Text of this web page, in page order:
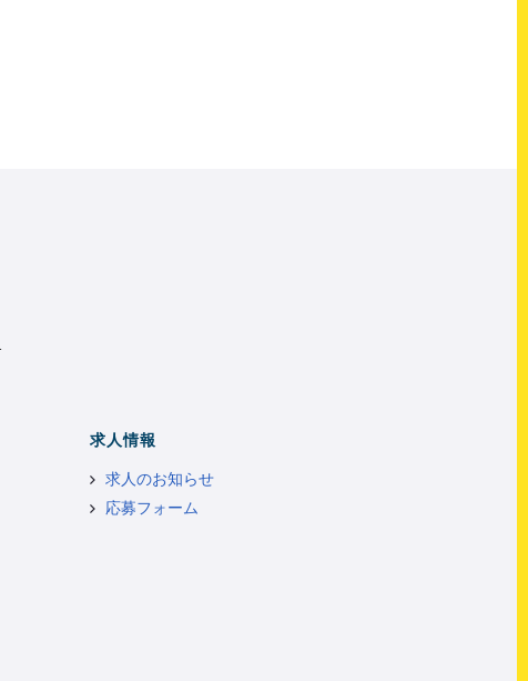
求人情報
求人のお知らせ
応募フォーム